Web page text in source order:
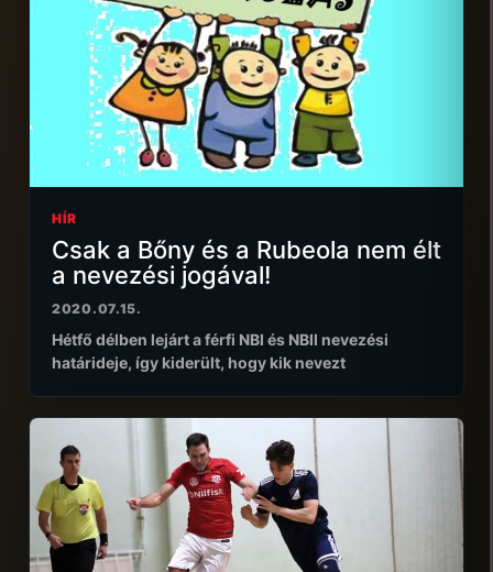
HÍR
Csak a Bőny és a Rubeola nem élt
a nevezési jogával!
2020.07.15.
Hétfő délben lejárt a férfi NBI és NBII nevezési
határideje, így kiderült, hogy kik nevezt